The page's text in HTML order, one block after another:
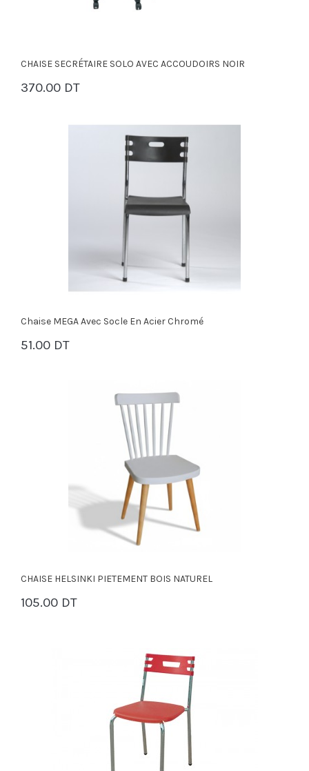
CHAISE SECRÉTAIRE SOLO AVEC ACCOUDOIRS NOIR
370.00 DT
PANIER
Chaise MEGA Avec Socle En Acier Chromé
51.00 DT
PANIER
CHAISE HELSINKI PIETEMENT BOIS NATUREL
105.00 DT
PANIER